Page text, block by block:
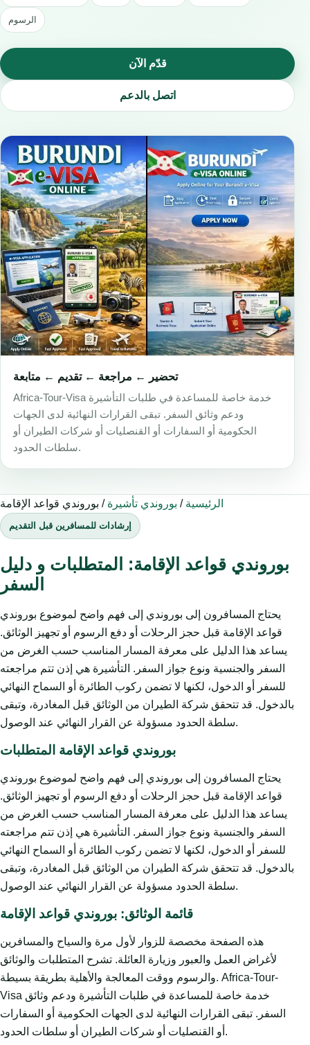
الرسوم
قدّم الآن
اتصل بالدعم
تحضير ← مراجعة ← تقديم ← متابعة
Africa-Tour-Visa خدمة خاصة للمساعدة في طلبات التأشيرة
ودعم وثائق السفر. تبقى القرارات النهائية لدى الجهات
الحكومية أو السفارات أو القنصليات أو شركات الطيران أو
سلطات الحدود.
الرئيسية / بوروندي تأشيرة / بوروندي قواعد الإقامة
إرشادات للمسافرين قبل التقديم
بوروندي قواعد الإقامة: المتطلبات و دليل
السفر
يحتاج المسافرون إلى بوروندي إلى فهم واضح لموضوع بوروندي
قواعد الإقامة قبل حجز الرحلات أو دفع الرسوم أو تجهيز الوثائق.
يساعد هذا الدليل على معرفة المسار المناسب حسب الغرض من
السفر والجنسية ونوع جواز السفر. التأشيرة هي إذن تتم مراجعته
للسفر أو الدخول، لكنها لا تضمن ركوب الطائرة أو السماح النهائي
بالدخول. قد تتحقق شركة الطيران من الوثائق قبل المغادرة، وتبقى
سلطة الحدود مسؤولة عن القرار النهائي عند الوصول.
بوروندي قواعد الإقامة المتطلبات
يحتاج المسافرون إلى بوروندي إلى فهم واضح لموضوع بوروندي
قواعد الإقامة قبل حجز الرحلات أو دفع الرسوم أو تجهيز الوثائق.
يساعد هذا الدليل على معرفة المسار المناسب حسب الغرض من
السفر والجنسية ونوع جواز السفر. التأشيرة هي إذن تتم مراجعته
للسفر أو الدخول، لكنها لا تضمن ركوب الطائرة أو السماح النهائي
بالدخول. قد تتحقق شركة الطيران من الوثائق قبل المغادرة، وتبقى
سلطة الحدود مسؤولة عن القرار النهائي عند الوصول.
قائمة الوثائق: بوروندي قواعد الإقامة
هذه الصفحة مخصصة للزوار لأول مرة والسياح والمسافرين
لأغراض العمل والعبور وزيارة العائلة. تشرح المتطلبات والوثائق
والرسوم ووقت المعالجة والأهلية بطريقة بسيطة. Africa-Tour-
Visa خدمة خاصة للمساعدة في طلبات التأشيرة ودعم وثائق
السفر. تبقى القرارات النهائية لدى الجهات الحكومية أو السفارات
أو القنصليات أو شركات الطيران أو سلطات الحدود.